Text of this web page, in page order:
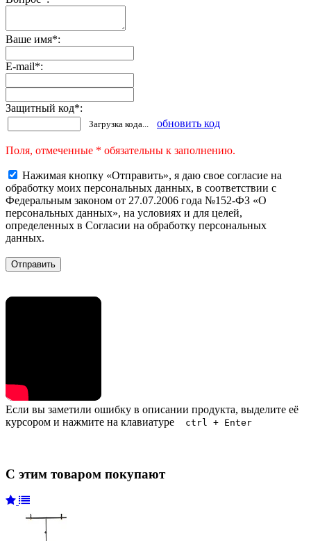
Ваше имя*:
E-mail*:
Защитный код*:
Загрузка кода... обновить код
Поля, отмеченные * обязательны к заполнению.
Нажимая кнопку «Отправить», я даю свое согласие на
обработку моих персональных данных, в соответствии с
Федеральным законом от 27.07.2006 года №152-ФЗ «О
персональных данных», на условиях и для целей,
определенных в Согласии на обработку персональных
данных.
Если вы заметили ошибку в описании продукта, выделите её
курсором и нажмите на клавиатуре
ctrl + Enter
С этим товаром покупают